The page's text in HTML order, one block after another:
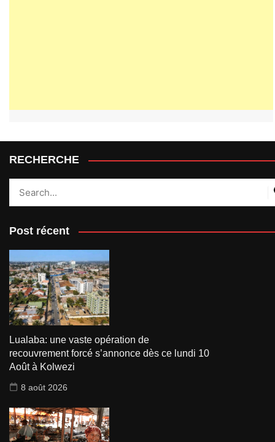
RECHERCHE
Post récent
Lualaba: une vaste opération de
recouvrement forcé s’annonce dès ce lundi 10
Août à Kolwezi
8 août 2026